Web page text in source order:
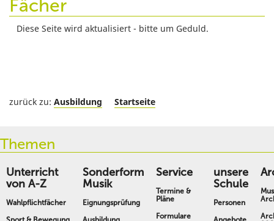
Fächer
Diese Seite wird aktualisiert - bitte um Geduld.
zurück zu: Ausbildung Startseite
Themen
Unterricht
von A-Z
Wahlpflichtfächer
Sonderform
Musik
Eignungsprüfung
Service
Termine &
Pläne
Formulare
unsere
Schule
Personen